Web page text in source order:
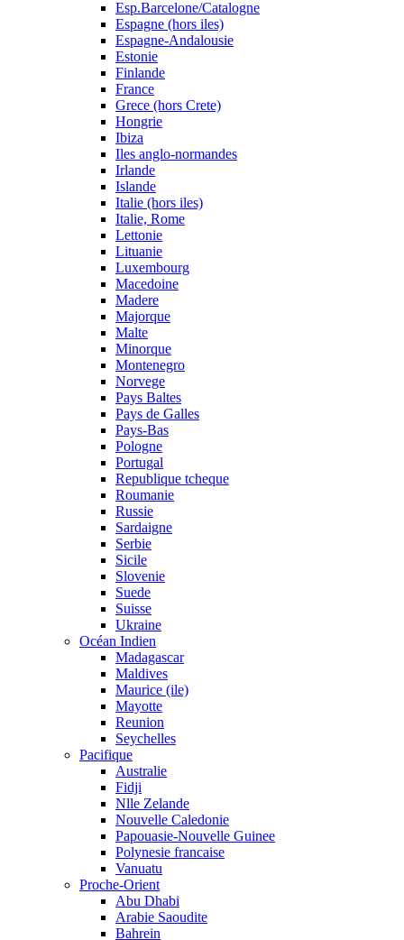
Esp.Barcelone/Catalogne
Espagne (hors iles)
Espagne-Andalousie
Estonie
Finlande
France
Grece (hors Crete)
Hongrie
Ibiza
Iles anglo-normandes
Irlande
Islande
Italie (hors iles)
Italie, Rome
Lettonie
Lituanie
Luxembourg
Macedoine
Madere
Majorque
Malte
Minorque
Montenegro
Norvege
Pays Baltes
Pays de Galles
Pays-Bas
Pologne
Portugal
Republique tcheque
Roumanie
Russie
Sardaigne
Serbie
Sicile
Slovenie
Suede
Suisse
Ukraine
Océan Indien
Madagascar
Maldives
Maurice (ile)
Mayotte
Reunion
Seychelles
Pacifique
Australie
Fidji
Nlle Zelande
Nouvelle Caledonie
Papouasie-Nouvelle Guinee
Polynesie francaise
Vanuatu
Proche-Orient
Abu Dhabi
Arabie Saoudite
Bahrein